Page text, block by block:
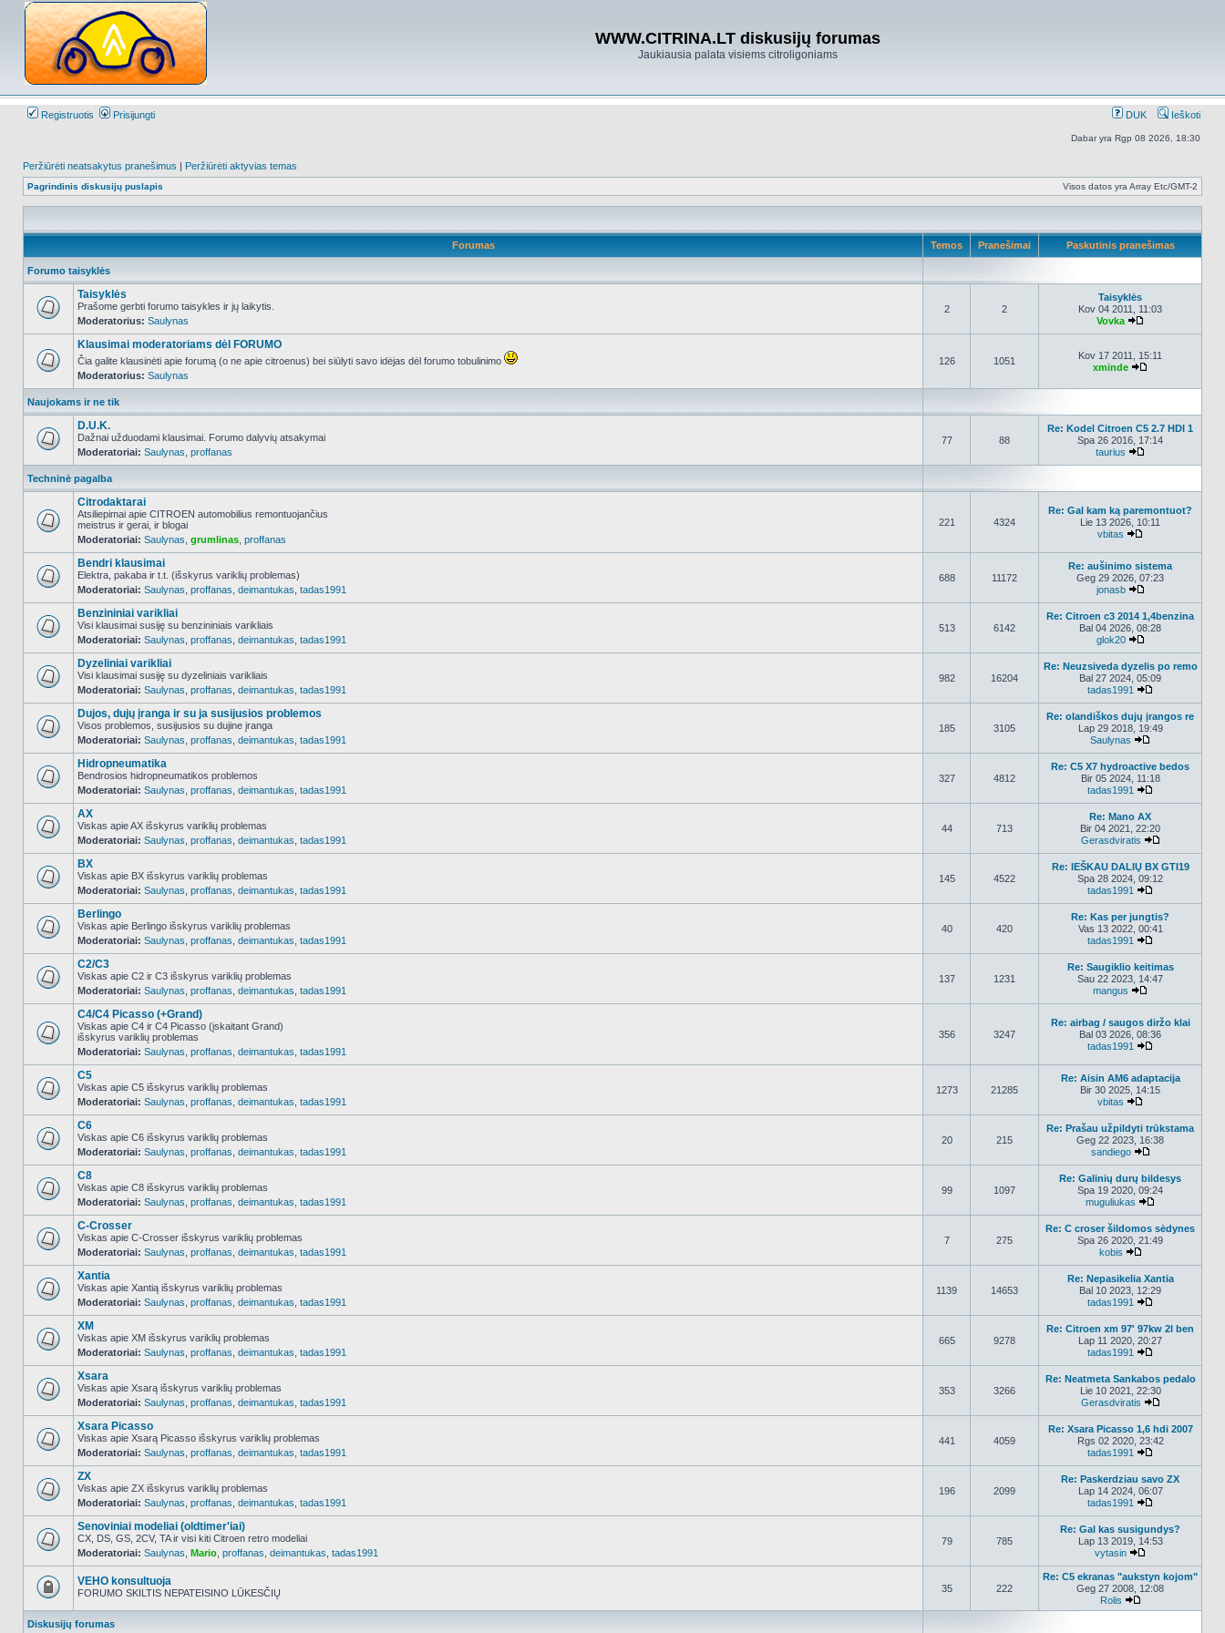
WWW.CITRINA.LT diskusijų forumas
Jaukiausia palata visiems citroligoniams
Registruotis Prisijungti DUK Ieškoti
Dabar yra Rgp 08 2026, 18:30
Peržiūrėti neatsakytus pranešimus | Peržiūrėti aktyvias temas
Pagrindinis diskusijų puslapis Visos datos yra Array Etc/GMT-2
Forumas Temos Pranešimai Paskutinis pranešimas
Forumo taisyklės
NO_UNREAD_POSTS
Taisyklės
Prašome gerbti forumo taisykles ir jų laikytis.
Moderatorius: Saulynas
2 2
Taisyklės
Kov 04 2011, 11:03
Vovka
NO_UNREAD_POSTS
Klausimai moderatoriams dėl FORUMO
Čia galite klausinėti apie forumą (o ne apie citroenus) bei siūlyti savo idėjas dėl forumo tobulinimo
Moderatorius: Saulynas
126 1051
Kov 17 2011, 15:11
xminde
Naujokams ir ne tik
NO_UNREAD_POSTS
D.U.K.
Dažnai užduodami klausimai. Forumo dalyvių atsakymai
Moderatoriai: Saulynas proffanas
77 88
Re: Kodel Citroen C5 2.7 HDI 1
Spa 26 2016, 17:14
taurius
Techninė pagalba
NO_UNREAD_POSTS
Citrodaktarai
Atsiliepimai apie CITROEN automobilius remontuojančius
meistrus ir gerai, ir blogai
Moderatoriai: Saulynas grumlinas proffanas
221 4324
Re: Gal kam ką paremontuot?
Lie 13 2026, 10:11
vbitas
NO_UNREAD_POSTS
Bendri klausimai
Elektra, pakaba ir t.t. (išskyrus variklių problemas)
Moderatoriai: Saulynas proffanas deimantukas tadas1991
688 11172
Re: aušinimo sistema
Geg 29 2026, 07:23
jonasb
NO_UNREAD_POSTS
Benzininiai varikliai
Visi klausimai susiję su benzininiais varikliais
Moderatoriai: Saulynas proffanas deimantukas tadas1991
513 6142
Re: Citroen c3 2014 1,4benzina
Bal 04 2026, 08:28
glok20
NO_UNREAD_POSTS
Dyzeliniai varikliai
Visi klausimai susiję su dyzeliniais varikliais
Moderatoriai: Saulynas proffanas deimantukas tadas1991
982 16204
Re: Neuzsiveda dyzelis po remo
Bal 27 2024, 05:09
tadas1991
NO_UNREAD_POSTS
Dujos, dujų įranga ir su ja susijusios problemos
Visos problemos, susijusios su dujine įranga
Moderatoriai: Saulynas proffanas deimantukas tadas1991
185 3105
Re: olandiškos dujų įrangos re
Lap 29 2018, 19:49
Saulynas
NO_UNREAD_POSTS
Hidropneumatika
Bendrosios hidropneumatikos problemos
Moderatoriai: Saulynas proffanas deimantukas tadas1991
327 4812
Re: C5 X7 hydroactive bedos
Bir 05 2024, 11:18
tadas1991
NO_UNREAD_POSTS
AX
Viskas apie AX išskyrus variklių problemas
Moderatoriai: Saulynas proffanas deimantukas tadas1991
44 713
Re: Mano AX
Bir 04 2021, 22:20
Gerasdviratis
NO_UNREAD_POSTS
BX
Viskas apie BX išskyrus variklių problemas
Moderatoriai: Saulynas proffanas deimantukas tadas1991
145 4522
Re: IEŠKAU DALIŲ BX GTI19
Spa 28 2024, 09:12
tadas1991
NO_UNREAD_POSTS
Berlingo
Viskas apie Berlingo išskyrus variklių problemas
Moderatoriai: Saulynas proffanas deimantukas tadas1991
40 420
Re: Kas per jungtis?
Vas 13 2022, 00:41
tadas1991
NO_UNREAD_POSTS
C2/C3
Viskas apie C2 ir C3 išskyrus variklių problemas
Moderatoriai: Saulynas proffanas deimantukas tadas1991
137 1231
Re: Saugiklio keitimas
Sau 22 2023, 14:47
mangus
NO_UNREAD_POSTS
C4/C4 Picasso (+Grand)
Viskas apie C4 ir C4 Picasso (įskaitant Grand)
išskyrus variklių problemas
Moderatoriai: Saulynas proffanas deimantukas tadas1991
356 3247
Re: airbag / saugos diržo klai
Bal 03 2026, 08:36
tadas1991
NO_UNREAD_POSTS
C5
Viskas apie C5 išskyrus variklių problemas
Moderatoriai: Saulynas proffanas deimantukas tadas1991
1273 21285
Re: Aisin AM6 adaptacija
Bir 30 2025, 14:15
vbitas
NO_UNREAD_POSTS
C6
Viskas apie C6 išskyrus variklių problemas
Moderatoriai: Saulynas proffanas deimantukas tadas1991
20 215
Re: Prašau užpildyti trūkstama
Geg 22 2023, 16:38
sandiego
NO_UNREAD_POSTS
C8
Viskas apie C8 išskyrus variklių problemas
Moderatoriai: Saulynas proffanas deimantukas tadas1991
99 1097
Re: Galinių durų bildesys
Spa 19 2020, 09:24
muguliukas
NO_UNREAD_POSTS
C-Crosser
Viskas apie C-Crosser išskyrus variklių problemas
Moderatoriai: Saulynas proffanas deimantukas tadas1991
7 275
Re: C croser šildomos sėdynes
Spa 26 2020, 21:49
kobis
NO_UNREAD_POSTS
Xantia
Viskas apie Xantią išskyrus variklių problemas
Moderatoriai: Saulynas proffanas deimantukas tadas1991
1139 14653
Re: Nepasikelia Xantia
Bal 10 2023, 12:29
tadas1991
NO_UNREAD_POSTS
XM
Viskas apie XM išskyrus variklių problemas
Moderatoriai: Saulynas proffanas deimantukas tadas1991
665 9278
Re: Citroen xm 97' 97kw 2l ben
Lap 11 2020, 20:27
tadas1991
NO_UNREAD_POSTS
Xsara
Viskas apie Xsarą išskyrus variklių problemas
Moderatoriai: Saulynas proffanas deimantukas tadas1991
353 3266
Re: Neatmeta Sankabos pedalo
Lie 10 2021, 22:30
Gerasdviratis
NO_UNREAD_POSTS
Xsara Picasso
Viskas apie Xsarą Picasso išskyrus variklių problemas
Moderatoriai: Saulynas proffanas deimantukas tadas1991
441 4059
Re: Xsara Picasso 1,6 hdi 2007
Rgs 02 2020, 23:42
tadas1991
NO_UNREAD_POSTS
ZX
Viskas apie ZX išskyrus variklių problemas
Moderatoriai: Saulynas proffanas deimantukas tadas1991
196 2099
Re: Paskerdziau savo ZX
Lap 14 2024, 06:07
tadas1991
NO_UNREAD_POSTS
Senoviniai modeliai (oldtimer'iai)
CX, DS, GS, 2CV, TA ir visi kiti Citroen retro modeliai
Moderatoriai: Saulynas Mario proffanas deimantukas tadas1991
79 785
Re: Gal kas susigundys?
Lap 13 2019, 14:53
vytasin
užrakintas
VEHO konsultuoja
FORUMO SKILTIS NEPATEISINO LŪKESČIŲ 35 222
Re: C5 ekranas "aukstyn kojom"
Geg 27 2008, 12:08
Rolis
Peržiūrėti
Diskusijų forumas